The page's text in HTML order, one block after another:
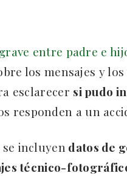
entre padre e
los mensajes y los
esclarecer si pudo
responden a un
incluyen datos de
técnico-